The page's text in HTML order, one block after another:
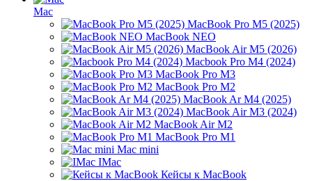
Mac
MacBook Pro M5 (2025)
MacBook NEO
MacBook Air M5 (2026)
Macbook Pro M4 (2024)
MacBook Pro M3
MacBook Pro M2
MacBook Ar M4 (2025)
MacBook Air M3 (2024)
MacBook Air M2
MacBook Pro M1
Mac mini
IMac
Кейсы к MacBook